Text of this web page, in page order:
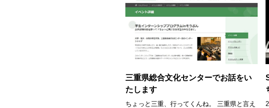
三重県総合文化センターでお話をい
たします
ちょっと三重、行ってくんね。 三重県と言え